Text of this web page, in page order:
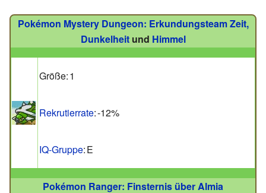
Pokémon Mystery Dungeon: Erkundungsteam Zeit,
Dunkelheitund Himmel
Größe:1
Rekrutierrate:-12%
IQ-Gruppe:E
Pokémon Ranger: Finsternis über Almia